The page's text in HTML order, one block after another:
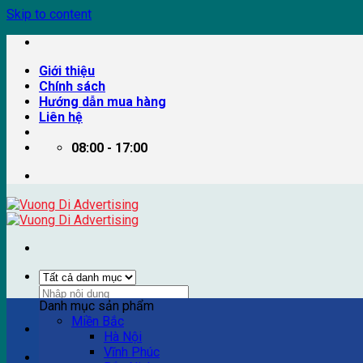
Skip to content
Giới thiệu
Chính sách
Hướng dẫn mua hàng
Liên hệ
08:00 - 17:00
Ví dụ: Billboard quảng cáo, pano quảng cáo, quảng cáo
Danh mục sản phẩm
Miền Bắc
Hà Nội
Vĩnh Phúc